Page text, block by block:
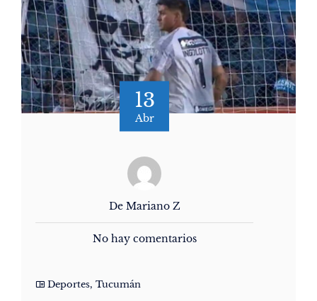
13
Abr
De Mariano Z
No hay comentarios
Deportes, Tucumán